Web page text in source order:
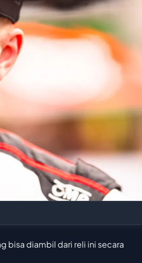
bisa diambil dari reli ini secara